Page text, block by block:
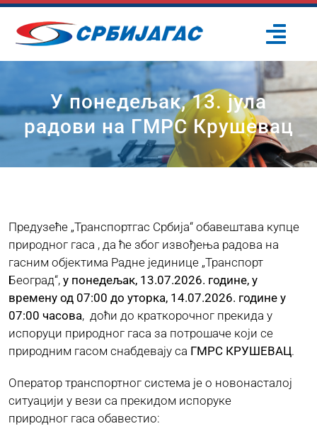
Skip
content
О НАМА
ПРОЈЕКТИ
ОДРЖИВИ РАЗВОЈ
ПРЕС ЦЕНТАР
ЈАВНЕ НАБАВКЕ
ПЛАН ЈАВНИХ НАБАВКИ
У понедељак, 13. јула
радови на ГМРС Крушевац
Предузеће „Транспортгас Србија“ обавештава купце
природног гаса , да ће због извођења радова на
гасним објектима Радне јединице „Транспорт
Београд“, у понедељак, 13.07.2026. године, у
времену од 07:00 до уторка, 14.07.2026. године у
07:00 часова, доћи до краткорочног прекида у
испоруци природног гаса за потрошаче који се
природним гасом снабдевају ca ГМРС КРУШЕВАЦ.
Оператор транспортног система је о новонасталој
ситуацији у вези са прекидом испоруке
природног гаса обавестио: